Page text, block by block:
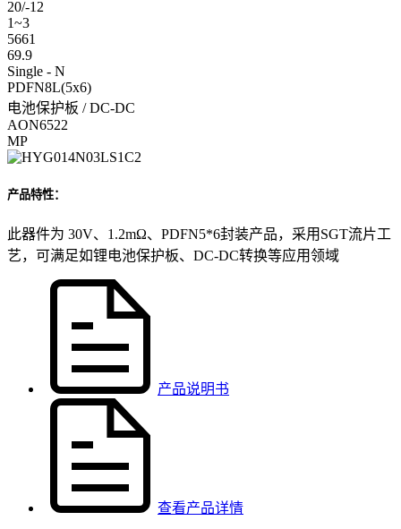
20/-12
1~3
5661
69.9
Single - N
PDFN8L(5x6)
电池保护板 / DC-DC
AON6522
MP
产品特性：
此器件为 30V、1.2mΩ、PDFN5*6封装产品，采用SGT流片工
艺，可满足如锂电池保护板、DC-DC转换等应用领域
产品说明书
查看产品详情